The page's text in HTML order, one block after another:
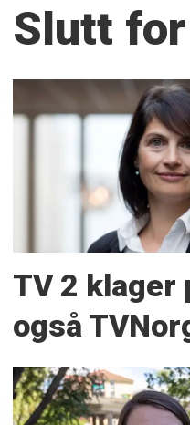
Slutt
TV 2 klager
også